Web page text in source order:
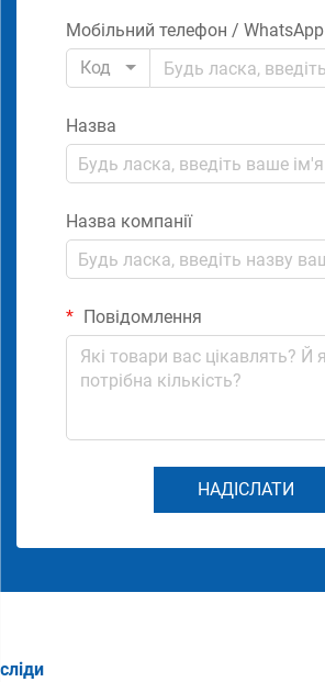
Мобільний телефон / WhatsApp
Код
Назва
Назва компанії
Повідомлення
НАДІСЛАТИ
сліди